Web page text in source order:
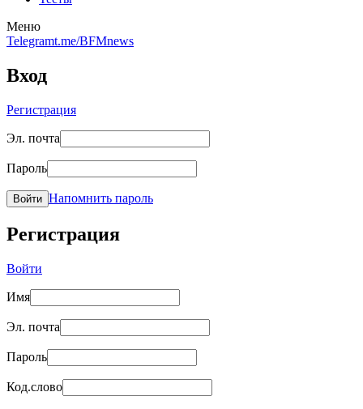
Меню
Telegramt.me/BFMnews
Вход
Регистрация
Эл. почта
Пароль
Войти Напомнить пароль
Регистрация
Войти
Имя
Эл. почта
Пароль
Код.слово